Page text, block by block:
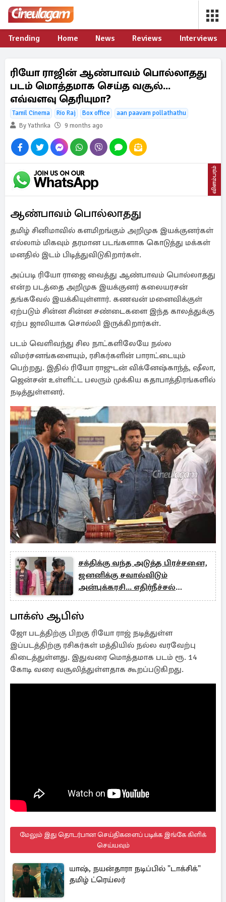
Trending Home News Reviews Interviews
ரியோ ராஜின் ஆண்பாவம் பொல்லாதது
படம் மொத்தமாக செய்த வசூல்...
எவ்வளவு தெரியுமா?
Tamil Cinema Rio Raj Box office
aan paavam pollathathu
By Yathrika
9 months ago
விளம்பரம்
ஆண்பாவம் பொல்லாதது
தமிழ் சினிமாவில் களமிறங்கும் அறிமுக இயக்குனர்கள்
எல்லாம் மிகவும் தரமான படங்களாக கொடுத்து மக்கள்
மனதில் இடம் பிடித்துவிடுகிறார்கள்.
அப்படி ரியோ ராஜை வைத்து ஆண்பாவம் பொல்லாதது
என்ற படத்தை அறிமுக இயக்குனர் கலையரசன்
தங்கவேல் இயக்கியுள்ளார். கணவன் மனைவிக்குள்
ஏற்படும் சின்ன சின்ன சண்டைகளை இந்த காலத்துக்கு
ஏற்ப ஜாலியாக சொல்லி இருக்கிறார்கள்.
படம் வெளிவந்து சில நாட்களிலேயே நல்ல
விமர்சனங்களையும், ரசிகர்களின் பாராட்டையும்
பெற்றது. இதில் ரியோ ராஜுடன் விக்னேஷ்காந்த், ஷீலா,
ஜென்சன் உள்ளிட்ட பலரும் முக்கிய கதாபாத்திரங்களில்
நடித்துள்ளனர்.
சக்திக்கு வந்த அடுத்த பிரச்சனை,
ஜனனிக்கு சவால்விடும்
அன்புக்கரசி... எதிர்நீச்சல்
தொடர்கிறது சீரியல் புரொமோ
பாக்ஸ் ஆபிஸ்
ஜோ படத்திற்கு பிறகு ரியோ ராஜ் நடித்துள்ள
இப்படத்திற்கு ரசிகர்கள் மத்தியில் நல்ல வரவேற்பு
கிடைத்துள்ளது. இதுவரை மொத்தமாக படம் ரூ. 14
கோடி வரை வசூலித்துள்ளதாக கூறப்படுகிறது.
மேலும் இது தொடர்பான செய்திகளைப் படிக்க இங்கே கிளிக்
செய்யவும்
யாஷ், நயன்தாரா நடிப்பில் "டாக்சிக்"
தமிழ் ட்ரெய்லர்